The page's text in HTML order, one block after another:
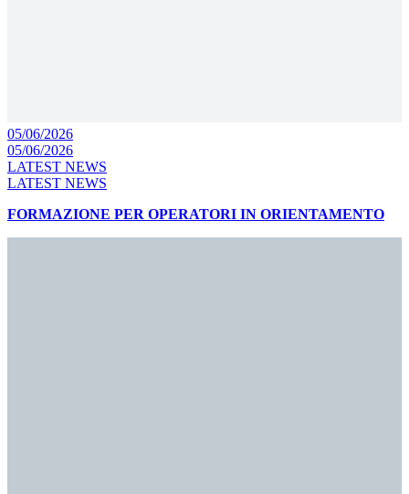
05/06/2026
05/06/2026
LATEST NEWS
LATEST NEWS
FORMAZIONE PER OPERATORI IN ORIENTAMENTO